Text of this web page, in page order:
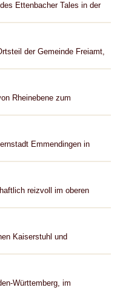
Ettenbacher Tales in der
der Gemeinde Freiamt,
Rheinebene zum
Emmendingen in
reizvoll im oberen
Kaiserstuhl und
Württemberg, im